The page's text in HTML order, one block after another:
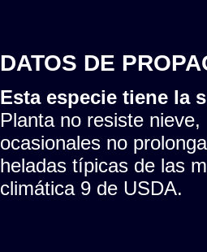
DATOS DE
Esta especie tiene la
Planta no resiste
ocasionales no
heladas típicas de las
climática 9 de USDA.